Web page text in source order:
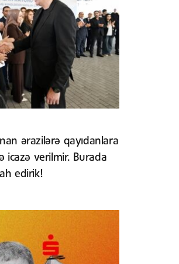
ərazilərə qayıdanlara
icazə verilmir. Burada
edirik!